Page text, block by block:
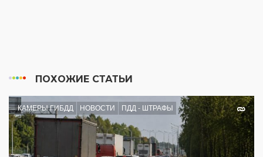
ПОХОЖИЕ СТАТЬИ
КАМЕРЫ ГИБДД НОВОСТИ ПДД - ШТРАФЫ